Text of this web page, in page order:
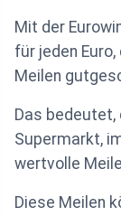
Mit der
für jeden Euro,
Meilen
Das bedeutet,
Supermarkt,
wertvolle
Diese Meilen